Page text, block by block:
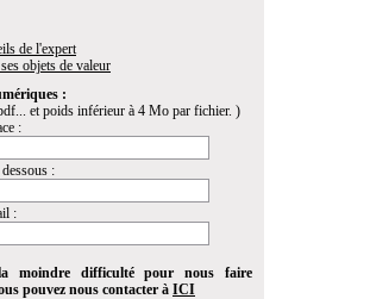
de l'expert
objets de valeur
:
et poids inférieur à 4 Mo par fichier. )
:
:
:
moindre difficulté pour nous faire
pouvez nous contacter à ICI